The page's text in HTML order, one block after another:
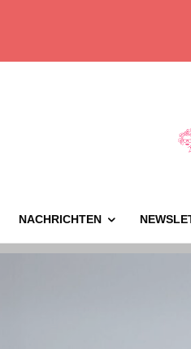
NACHRICHTEN